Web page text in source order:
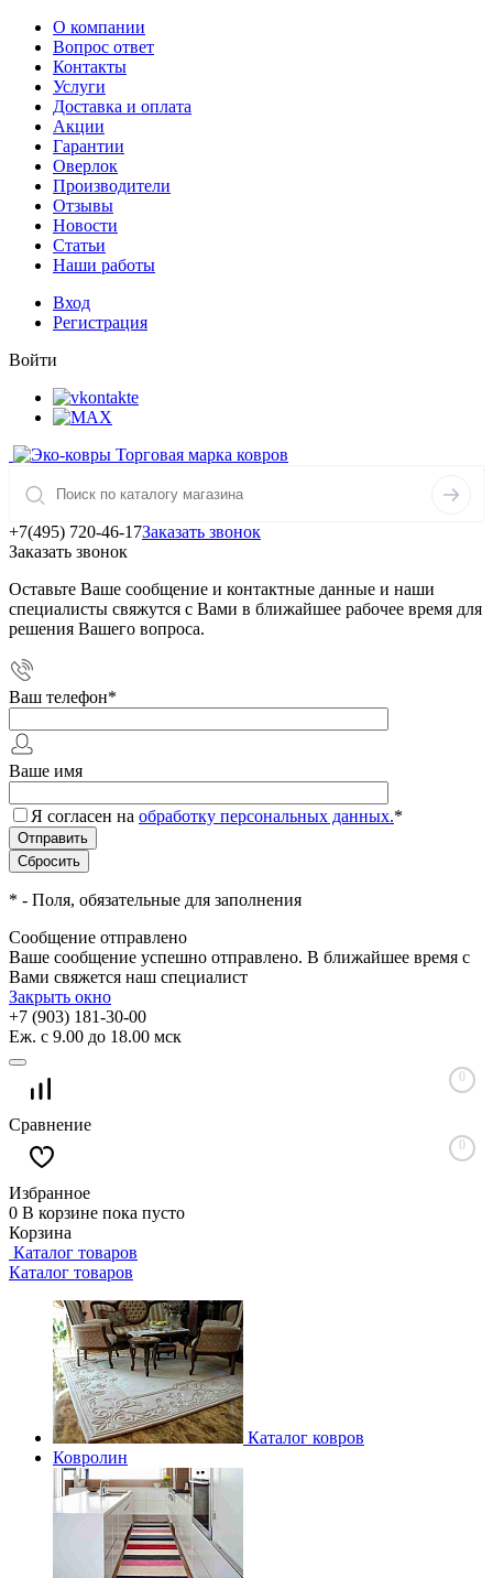
О компании
Вопрос ответ
Контакты
Услуги
Доставка и оплата
Акции
Гарантии
Оверлок
Производители
Отзывы
Новости
Статьи
Наши работы
Вход
Регистрация
Войти
Торговая марка ковров
+7(495) 720-46-17Заказать звонок
Заказать звонок
Оставьте Ваше сообщение и контактные данные и наши
специалисты свяжутся с Вами в ближайшее рабочее время для
решения Вашего вопроса.
Ваш телефон*
Ваше имя
Я согласен на обработку персональных данных.*
* - Поля, обязательные для заполнения
Сообщение отправлено
Ваше сообщение успешно отправлено. В ближайшее время с
Вами свяжется наш специалист
Закрыть окно
+7 (903) 181-30-00
Еж. с 9.00 до 18.00 мск
0
Сравнение
0
Избранное
0 В корзине пока пусто
Корзина
Каталог товаров
Каталог товаров
Каталог ковров
Ковролин